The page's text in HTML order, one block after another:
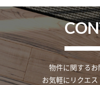
物件に関するお
お気軽にリクエス